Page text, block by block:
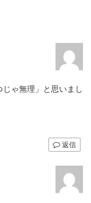
ゃ無理」と思いまし
返信